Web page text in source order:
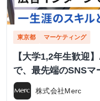
東京都 マーケティング
【大学1,2年生歓迎
で、最先端のSNSマ
株式会社Merc